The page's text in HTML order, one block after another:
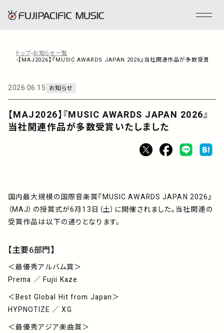
フジパシフィックミュージックとは
会社情報
事業内容
管理楽曲
アーティスト
映像制作
トップ お知らせ一覧
【MAJ2026】『MUSIC AWARDS JAPAN 2026』当社関連作品が多数受賞いた
【MAJ2026】『MUSIC AWARDS JAPAN 2026』
当社関連作品が多数受賞いたしました
2026.06.15 お知らせ
国内最大規模の国際音楽賞『MUSIC AWARDS JAPAN 2026』
（MAJ）の授賞式が6月13日（土）に開催されました。当社関連の
受賞作品は以下の通りとなります。
【主要6部門】
＜最優秀アルバム賞＞
Prema ／ Fujii Kaze
＜Best Global Hit from Japan＞
HYPNOTIZE ／ XG
＜最優秀アジア楽曲賞＞